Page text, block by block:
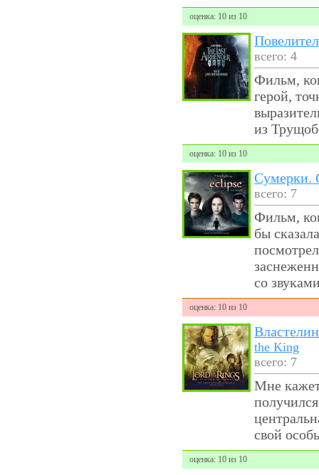
оценка: 10 из 10
всего: 4
Фильм,
герой,
из
оценка: 10 из 10
Сумерки.
всего: 7
Фильм,
бы
со
оценка: 10 из 10
the King
всего: 7
Мне
свой
оценка: 10 из 10